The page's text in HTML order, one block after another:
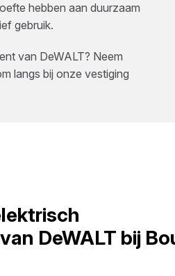
hebben aan duurzaam
gebruik.
van DeWALT? Neem
langs bij onze vestiging
van DeWALT bij